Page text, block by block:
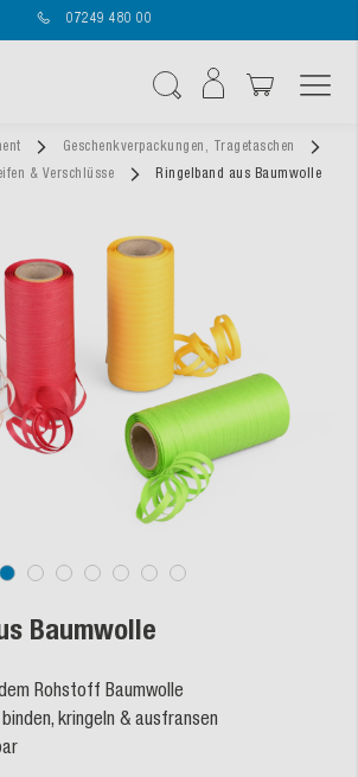
07249 480 00
Geschenkverpackungen, Tragetaschen
& Verschlüsse
Ringelband aus Baumwolle
Baumwolle
Rohstoff Baumwolle
kringeln & ausfransen